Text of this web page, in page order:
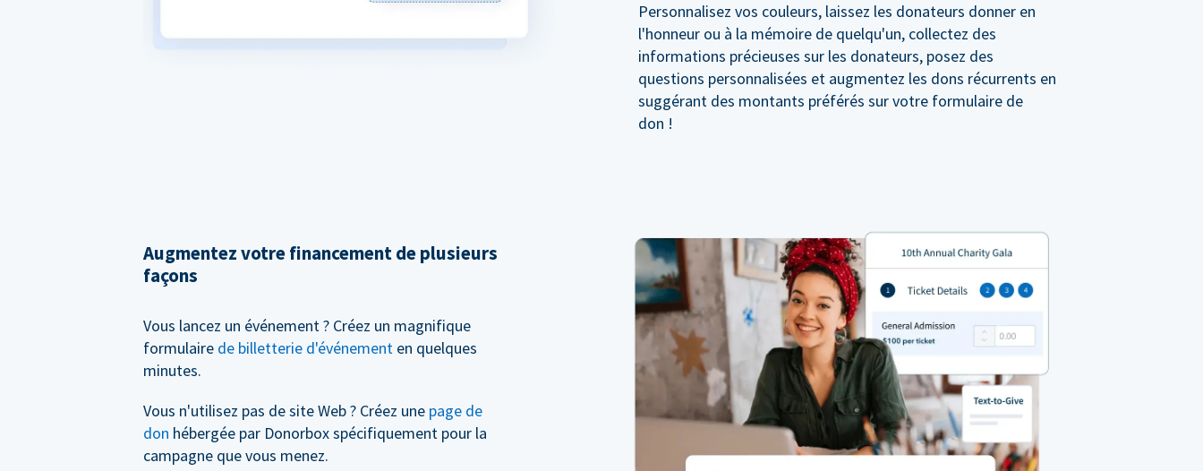
Personnalisez vos couleurs, laissez les donateurs donner en
l'honneur ou à la mémoire de quelqu'un, collectez des
informations précieuses sur les donateurs, posez des
questions personnalisées et augmentez les dons récurrents en
suggérant des montants préférés sur votre formulaire de
don !
Augmentez votre financement de plusieurs
façons
Vous lancez un événement ? Créez un magnifique
formulaire de billetterie d'événement en quelques
minutes.
Vous n'utilisez pas de site Web ? Créez une page de
don hébergée par Donorbox spécifiquement pour la
campagne que vous menez.